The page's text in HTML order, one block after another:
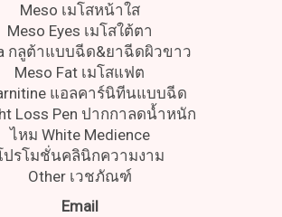
Meso เมโสหน้าใส
Meso Eyes เมโสใต้ตา
กลูต้าแบบฉีด&ยาฉีดผิวขาว
Meso Fat เมโสแฟต
แอลคาร์นิทีนแบบฉีด
Loss Pen ปากกาลดน้ำหนัก
ไหม White Medience
ปรโมชั่นคลินิกความงาม
Other เวชภัณฑ์
Email